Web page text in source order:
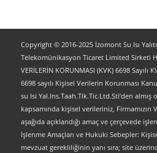
Copyright © 2016-2025 İzomont Su Isı
Telekomünikasyon Ticaret Limited Sirketi
VERİLERİN KORUNMASI (KVK) 6698
6698 sayılı Kişisel Verilerin Korunması
su Isi Yal.Ins.Taah.Tlk.Tic.Ltd.Sti’den
kapsamında kişisel verileriniz, Firmamızın
aşağıda açıklandığı amaç ve çerçevede
İşlenme Amaçları ve Hukuki Sebepler:
mevzuat gerekliliğinin yanı sıra; site